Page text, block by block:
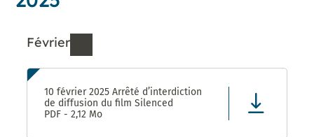
Février
Ressources de Février 2025
10 février 2025 Arrêté d’interdiction
de diffusion du film Silenced
PDF - 2,12 Mo